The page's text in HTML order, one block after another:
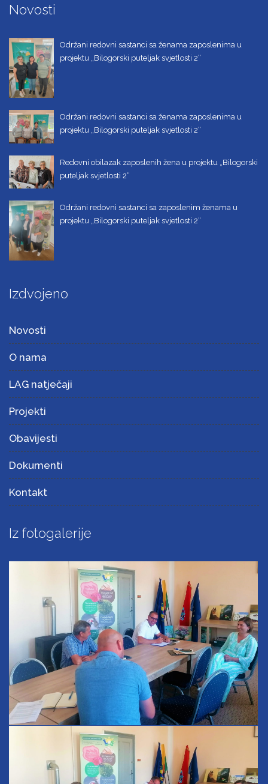
Novosti
Održani redovni sastanci sa ženama zaposlenima u
projektu „Bilogorski puteljak svjetlosti 2“
Održani redovni sastanci sa ženama zaposlenima u
projektu „Bilogorski puteljak svjetlosti 2“
Redovni obilazak zaposlenih žena u projektu „Bilogorski
puteljak svjetlosti 2“
Održani redovni sastanci sa zaposlenim ženama u
projektu „Bilogorski puteljak svjetlosti 2“
Izdvojeno
Novosti
O nama
LAG natječaji
Projekti
Obavijesti
Dokumenti
Kontakt
Iz fotogalerije